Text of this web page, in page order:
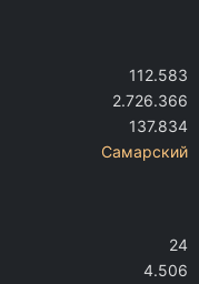
112.583
2.726.366
137.834
Самарский
24
4.506